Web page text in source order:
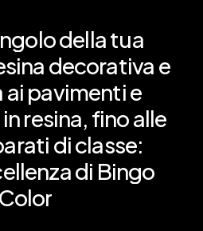
dellatua
decorativa e
ai pavimentie
inresina, finoalle
diclasse:
di Bingo
Color